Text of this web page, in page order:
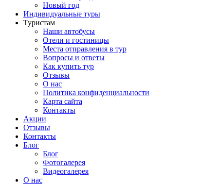
Новый год
Индивидуальные туры
Туристам
Наши автобусы
Отели и гостиницы
Места отправления в тур
Вопросы и ответы
Как купить тур
Отзывы
О нас
Политика конфиденциальности
Карта сайта
Контакты
Акции
Отзывы
Контакты
Блог
Блог
Фотогалерея
Видеогалерея
О нас